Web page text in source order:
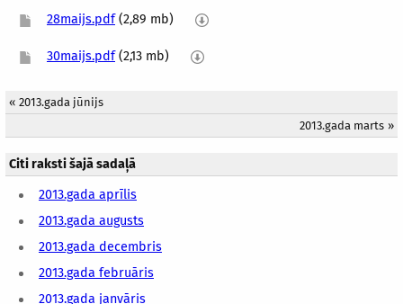
28maijs.pdf(2,89 mb)
30maijs.pdf(2,13 mb)
« 2013.gada jūnijs
2013.gada marts »
Citi raksti šajā sadaļā
2013.gada aprīlis
2013.gada augusts
2013.gada decembris
2013.gada februāris
2013.gada janvāris